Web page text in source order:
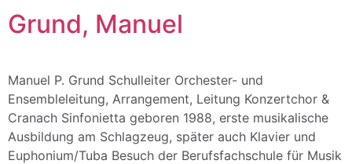
Grund, Manuel
Manuel P. Grund Schulleiter Orchester- und
Ensembleleitung, Arrangement, Leitung Konzertchor &
Cranach Sinfonietta geboren 1988, erste musikalische
Ausbildung am Schlagzeug, später auch Klavier und
Euphonium/Tuba Besuch der Berufsfachschule für Musik